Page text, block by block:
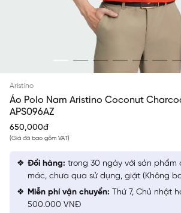
Aristino
Áo Polo Nam Aristino Coconut
APS096AZ
650,000đ
(Giá đã bao gồm VAT)
Đổi hàng: trong 30 ngày với sản phẩm
mác, chưa qua sử dụng, giặt (Không
Miễn phí vận chuyển: Thứ 7, Chủ nhật
500.000 VNĐ